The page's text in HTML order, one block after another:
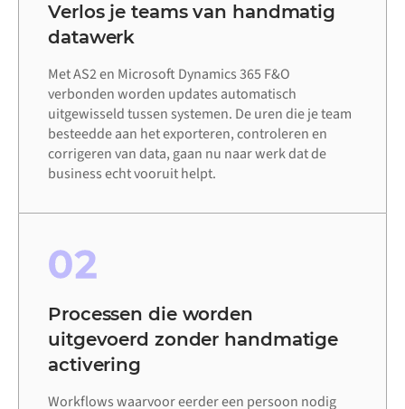
Verlos je teams van handmatig
datawerk
Met AS2 en Microsoft Dynamics 365 F&O
verbonden worden updates automatisch
uitgewisseld tussen systemen. De uren die je team
besteedde aan het exporteren, controleren en
corrigeren van data, gaan nu naar werk dat de
business echt vooruit helpt.
02
Processen die worden
uitgevoerd zonder handmatige
activering
Workflows waarvoor eerder een persoon nodig